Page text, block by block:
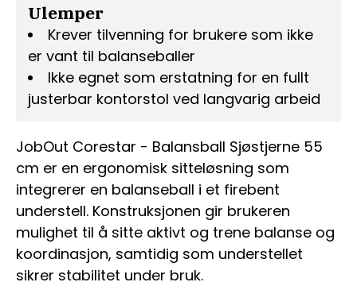
JobOut Corestar - Balansball Sjøstjerne 55
cm er en ergonomisk sitteløsning som
integrerer en balanseball i et firebent
understell. Konstruksjonen gir brukeren
mulighet til å sitte aktivt og trene balanse og
koordinasjon, samtidig som understellet
sikrer stabilitet under bruk.
Ulemper
Krever tilvenning for brukere som ikke
er vant til balanseballer
Ikke egnet som erstatning for en fullt
justerbar kontorstol ved langvarig arbeid